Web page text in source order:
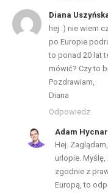
Diana
hej :) nie wiem
po Europie
to ponad 20 lat
mówić? Czy to
Pozdrawiam,
Diana
Odpowiedz
Adam Hycnar
Hej.
urlopie.
zgodnie z
Europą, to